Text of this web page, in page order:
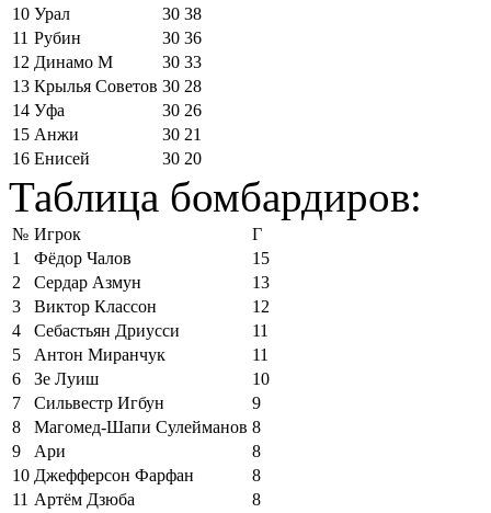
10 Урал 30 38
11 Рубин 30 36
12 Динамо М 30 33
13 Крылья Советов 30 28
14 Уфа 30 26
15 Анжи 30 21
16 Енисей 30 20
Таблица бомбардиров:
№ Игрок
Г
1
Фёдор Чалов
15
2
Сердар Азмун
13
3
Виктор Классон
12
4
Себастьян Дриусси
11
5
Антон Миранчук
11
6
Зе Луиш
10
7
Сильвестр Игбун
9
8
Магомед-Шапи Сулейманов 8
9
Ари
8
10 Джефферсон Фарфан
8
11 Артём Дзюба
8